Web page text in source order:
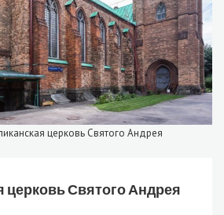
церковь Святого Андрея
церковь Святого Андрея